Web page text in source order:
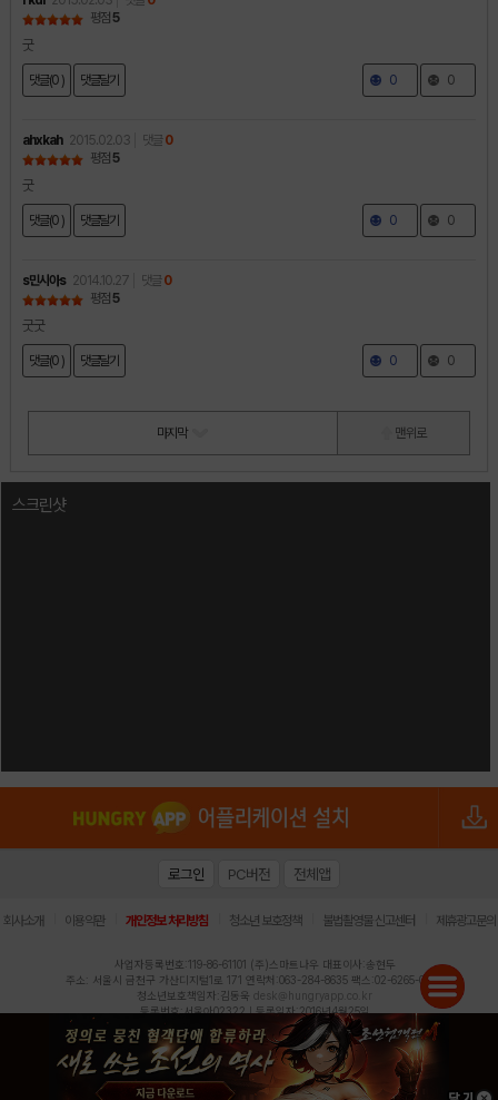
평점 5
굿
댓글(0 ) 댓글달기 0 0
ahxkah 2015.02.03 댓글 0
평점 5
굿
댓글(0 ) 댓글달기 0 0
s민시아s 2014.10.27 댓글 0
평점 5
굿굿
댓글(0 ) 댓글달기 0 0
마지막 맨 위로
스크린샷
로그인 PC버전 전체앱
회사소개 이용약관 개인정보 처리방침 청소년 보호정책 불법촬영물 신고센터 제휴광고문의
사업자등록번호:119-86-61101 (주)스마트나우 대표이사:송현두
주소: 서울시 금천구 가산디지털1로 171 연락처:063-284-8635 팩스:02-6265-0377
청소년보호책임자:김동욱 desk@hungryapp.co.kr
등록번호:서울아02322 | 등록일자:2016년4월25일
발행인:(주)스마트나우 송현두 | 편집인:김동욱
헝그리앱의 콘텐츠 및 기사는 저작권법의 보호를 받으므로, 무단 전재, 복사, 배포 등을 금합니다.
Copyright (c) HungryApp All Rights Reserved.